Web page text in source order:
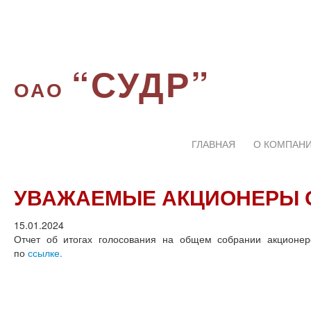
ОАО “СУДР”
ГЛАВНАЯ О
УВАЖАЕМЫЕ АКЦИОНЕРЫ
15.01.2024
Отчет об итогах голосования на общем собрании
по ссылке.